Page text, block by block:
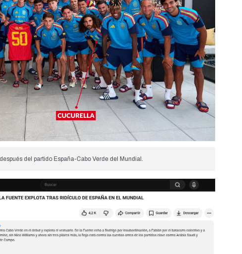
del partido España-Cabo Verde del Mundial.